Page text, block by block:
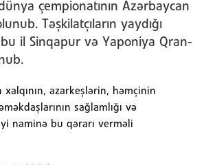
çempionatının Azərbaycan
Təşkilatçıların yaydığı
il Sinqapur və Yaponiya Qran-
xalqının, azarkeşlərin, həmçinin
sağlamlığı və
naminə bu qərarı verməli